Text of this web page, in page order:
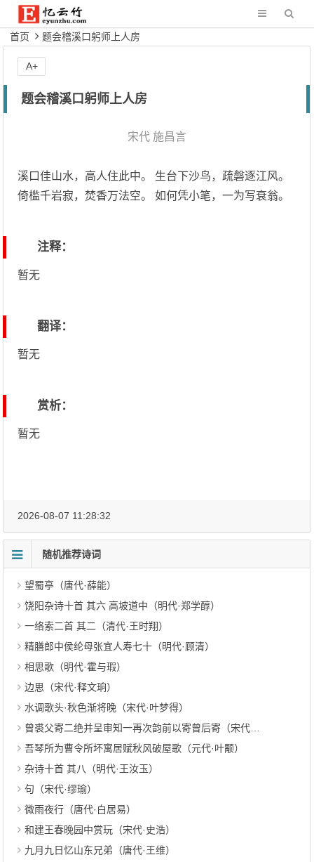
首页 题会稽溪口躬师上人房
题会稽溪口躬师上人房
宋代 施昌言
溪口佳山水，高人住此中。 生台下沙鸟，疏磐逐江风。
倚槛千岩寂，焚香万法空。 如何凭小笔，一为写衰翁。
注释：
暂无
翻译：
暂无
赏析：
暂无
A+
2026-08-07 11:28:32
随机推荐诗词
望蜀亭（唐代·薛能）
饶阳杂诗十首 其六 高坡道中（明代·郑学醇）
一络索二首 其二（清代·王时翔）
精膳郎中侯纶母张宜人寿七十（明代·顾清）
相思歌（明代·霍与瑕）
边思（宋代·释文珦）
水调歌头·秋色渐将晚（宋代·叶梦得）
曾裘父寄二绝并呈审知一再次韵前以寄曾后寄（宋代·赵蕃）
吾琴所为曹令所坏寓居赋秋风破屋歌（元代·叶颙）
杂诗十首 其八（明代·王汝玉）
句（宋代·缪瑜）
微雨夜行（唐代·白居易）
和建王春晚园中赏玩（宋代·史浩）
九月九日忆山东兄弟（唐代·王维）